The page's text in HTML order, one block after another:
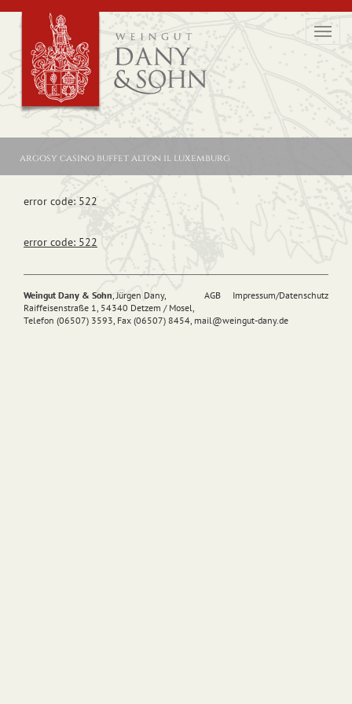
argosy casino buffet alton il luxemburg
error code: 522
error code: 522
AGB Impressum/Datenschutz
Weingut Dany & Sohn, Jürgen Dany,
Raiffeisenstraße 1, 54340 Detzem / Mosel,
Telefon (06507) 3593, Fax (06507) 8454, mail@weingut-dany.de